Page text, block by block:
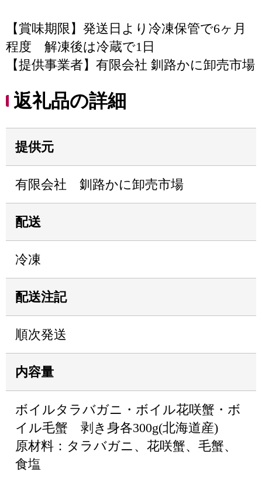
【賞味期限】発送日より冷凍保管で6ヶ月
程度 解凍後は冷蔵で1日
【提供事業者】有限会社 釧路かに卸売市場
返礼品の詳細
提供元
有限会社 釧路かに卸売市場
配送
冷凍
配送注記
順次発送
内容量
ボイルタラバガニ・ボイル花咲蟹・ボ
イル毛蟹 剥き身各300g(北海道産)
原材料：タラバガニ、花咲蟹、毛蟹、
食塩